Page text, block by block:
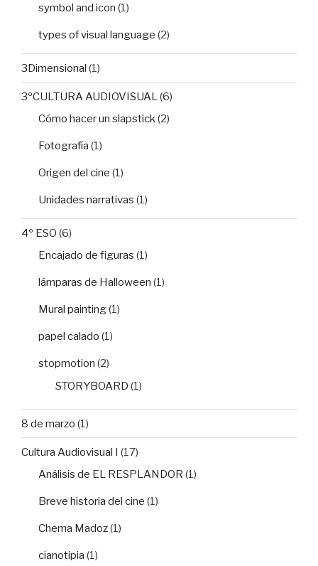
symbol and icon (1)
types of visual language (2)
3Dimensional (1)
3ºCULTURA AUDIOVISUAL(6)
Cómo hacer un slapstick(2)
Fotografía (1)
Origen del cine (1)
Unidades narrativas (1)
4º ESO (6)
Encajado de figuras (1)
lámparas de Halloween (1)
Mural painting(1)
papel calado (1)
stopmotion (2)
STORYBOARD (1)
8 de marzo (1)
Cultura Audiovisual I (17)
Análisis de EL RESPLANDOR (1)
Breve historia del cine (1)
Chema Madoz(1)
cianotipia (1)